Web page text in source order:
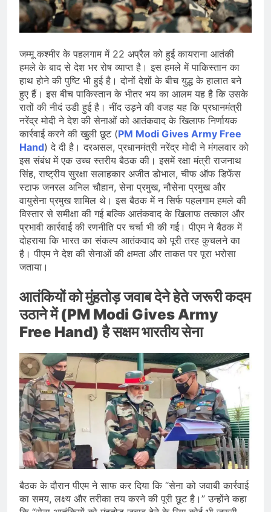
जारी किया, दिल्ली-NCR समेत कई क्षेत्रों में
जलभराव और बाढ़ की आशंका
August 6, 2026
जंतर-मंतर पुलिस कार्रवाई पर संसद में विपक्ष
August 6, 2026
राष्ट्रीय हथकरघा दिवस की तैयारियाँ तेज़,
देशभर में बुनकरों और हस्तशिल्प प्रदर्शनियों का
होगा आयोजन
August 5, 2026
जम्मू कश्मीर के पहलगाम में 22 अप्रैल को हुई कायराना आतंकी
हमले के बाद से देश भर रोष व्याप्त है। इस हमले में पाकिस्तान का
हाथ होने की पुष्टि भी हुई है। दोनों देशों के बीच युद्ध के हालात बने
हुए हैं। इस बीच पाकिस्तान के भीतर भय का आलम यह है कि उसके
रातों की नीदं उडी हुई है। नींद उड़ने की वजह यह कि प्रधानमंत्री
नरेंद्र मोदी ने देश की सेनाओं को आतंकवाद के खिलाफ निर्णायक
कार्रवाई करने की खुली छूट (PM Modi Gives Army Free
Hand) दे दी है। दरअसल, प्रधानमंत्री नरेंद्र मोदी ने मंगलवार को
इस संबंध में एक उच्च स्तरीय बैठक की। इसमें रक्षा मंत्री राजनाथ
सिंह, राष्ट्रीय सुरक्षा सलाहकार अजीत डोभाल, चीफ ऑफ डिफेंस
स्टाफ जनरल अनिल चौहान, सेना प्रमुख, नौसेना प्रमुख और
वायुसेना प्रमुख शामिल थे। इस बैठक में न सिर्फ पहलगाम हमले की
विस्तार से समीक्षा की गई बल्कि आतंकवाद के खिलाफ तत्काल और
प्रभावी कार्रवाई की रणनीति पर चर्चा भी की गई। पीएम ने बैठक में
दोहराया कि भारत का संकल्प आतंकवाद को पूरी तरह कुचलने का
है। पीएम ने देश की सेनाओं की क्षमता और ताकत पर पूरा भरोसा
जताया।
आतंकियों को मुंहतोड़ जवाब देने हेते जरूरी कदम
उठाने में (PM Modi Gives Army
Free Hand) है सक्षम भारतीय सेना
बैठक के दौरान पीएम ने साफ कर दिया कि “सेना को जवाबी कार्रवाई
का समय, लक्ष्य और तरीका तय करने की पूरी छूट है।” उन्होंने कहा